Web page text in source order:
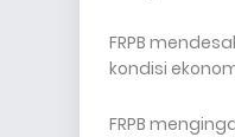
FRPB
kondisi
FRPB